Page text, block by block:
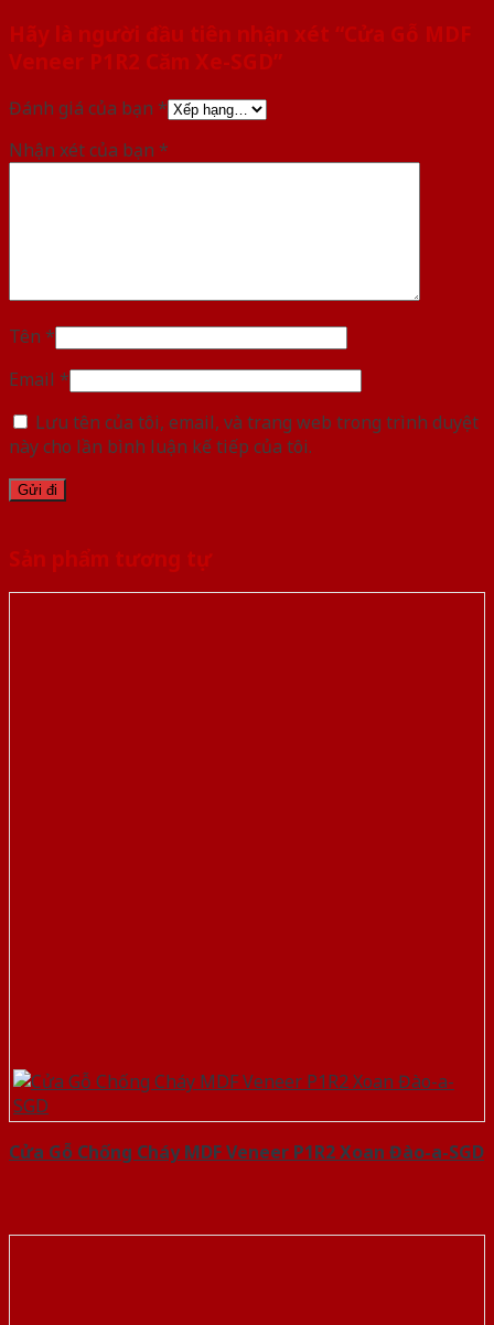
Hãy là người đầu tiên nhận xét “Cửa Gỗ MDF
Veneer P1R2 Căm Xe-SGD”
Đánh giá của bạn *
Nhận xét của bạn *
Tên *
Email *
Lưu tên của tôi, email, và trang web trong trình duyệt
này cho lần bình luận kế tiếp của tôi.
Sản phẩm tương tự
Cửa Gỗ Chống Cháy MDF Veneer P1R2 Xoan Đào-a-SGD